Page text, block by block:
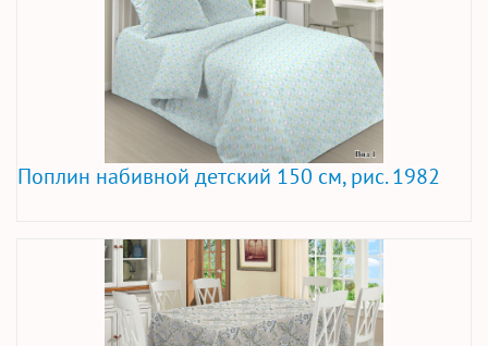
Поплин набивной детский 150 см, рис. 1982